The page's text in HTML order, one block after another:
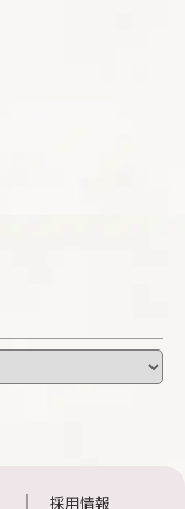
採用情報